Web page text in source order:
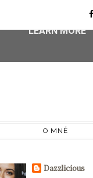
O MNĚ
Dazzlicious
LEARN MORE